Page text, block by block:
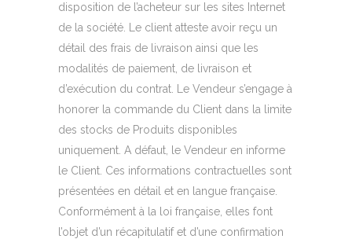
disposition de l’acheteur sur les sites Internet
de la société. Le client atteste avoir reçu un
détail des frais de livraison ainsi que les
modalités de paiement, de livraison et
d’exécution du contrat. Le Vendeur s’engage à
honorer la commande du Client dans la limite
des stocks de Produits disponibles
uniquement. A défaut, le Vendeur en informe
le Client. Ces informations contractuelles sont
présentées en détail et en langue française.
Conformément à la loi française, elles font
l’objet d’un récapitulatif et d’une confirmation